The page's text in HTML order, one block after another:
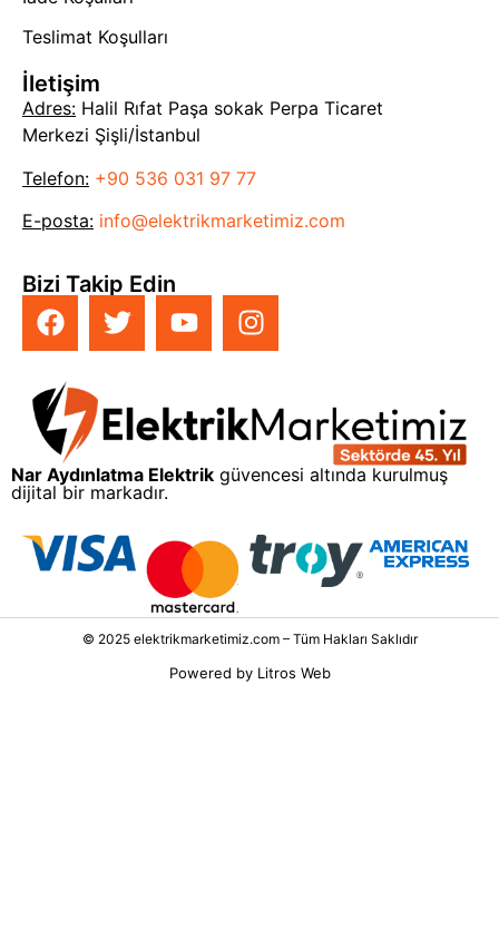
Teslimat Koşulları
İletişim
Adres: Halil Rıfat Paşa sokak Perpa Ticaret
Merkezi Şişli/İstanbul
Telefon: +90 536 031 97 77
E-posta: info@elektrikmarketimiz.com
Bizi Takip Edin
Nar Aydınlatma Elektrik güvencesi altında kurulmuş
dijital bir markadır.
© 2025 elektrikmarketimiz.com – Tüm Hakları Saklıdır
Powered by Litros Web